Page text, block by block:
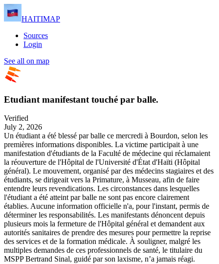
HAITIMAP
Sources
Login
See all on map
Etudiant manifestant touché par balle.
Verified
July 2, 2026
Un étudiant a été blessé par balle ce mercredi à Bourdon, selon les
premières informations disponibles. La victime participait à une
manifestation d'étudiants de la Faculté de médecine qui réclamaient
la réouverture de l'Hôpital de l'Université d'État d'Haïti (Hôpital
général). Le mouvement, organisé par des médecins stagiaires et des
étudiants, se dirigeait vers la Primature, à Musseau, afin de faire
entendre leurs revendications. Les circonstances dans lesquelles
l'étudiant a été atteint par balle ne sont pas encore clairement
établies. Aucune information officielle n'a, pour l'instant, permis de
déterminer les responsabilités. Les manifestants dénoncent depuis
plusieurs mois la fermeture de l'Hôpital général et demandent aux
autorités sanitaires de prendre des mesures pour permettre la reprise
des services et de la formation médicale. À souligner, malgré les
multiples demandes de ces professionnels de santé, le titulaire du
MSPP Bertrand Sinal, guidé par son laxisme, n’a jamais réagi.